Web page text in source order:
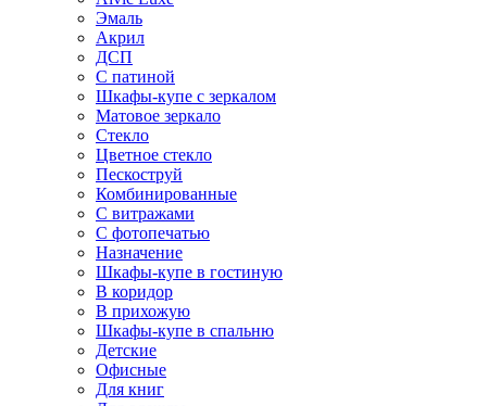
Эмаль
Акрил
ДСП
С патиной
Шкафы-купе с зеркалом
Матовое зеркало
Стекло
Цветное стекло
Пескоструй
Комбинированные
С витражами
С фотопечатью
Назначение
Шкафы-купе в гостиную
В коридор
В прихожую
Шкафы-купе в спальню
Детские
Офисные
Для книг